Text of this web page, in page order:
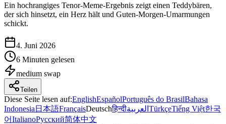
Ein hochrangiges Tenor-Meme-Ergebnis zeigt einen Teddybären,
der sich hinsetzt, ein Herz hält und Guten-Morgen-Umarmungen
schickt.
4. Juni 2026
6 Minuten gelesen
medium swap
Teilen
Diese Seite lesen auf:EnglishEspañolPortuguês do BrasilBahasa
Indonesia 日本語FrançaisDeutschहिन्दीالعربية TürkçeTiếng Việt한국
어ItalianoРусский简体中文